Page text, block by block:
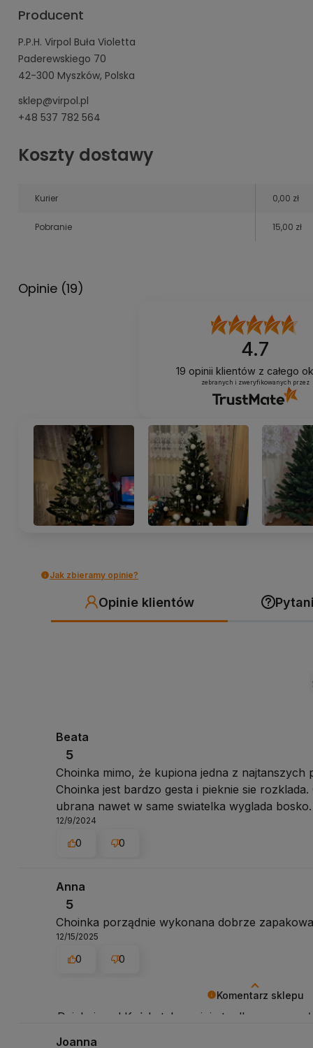
Producent
P.P.H. Virpol Buła Violetta
Paderewskiego 70
42-300 Myszków, Polska
sklep@virpol.pl
+48 537 782 564
Koszty dostawy
Kurier 0,00 zł
Pobranie 15,00 zł
Opinie (19)
4.7
19 opinii klientów z całego
zebranych i zweryfikowanych przez
Jak zbieramy opinie?
Opinie klientów
Beata
5
Choinka mimo, że kupiona jedna z najtanszych
Choinka jest bardzo gesta i pieknie sie
ubrana nawet w same swiatelka wyglada
12/9/2024
0 0
Komentarz sklepu
Dziękujemy! Każda taka opinia to dla nas
Anna
5
Choinka porządnie wykonana dobrze
12/15/2025
0 0
Joanna